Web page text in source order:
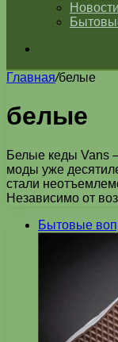
Главная/белые
белые
Белые кеды Vans
моды уже
стали
Независимо от
Бытовые